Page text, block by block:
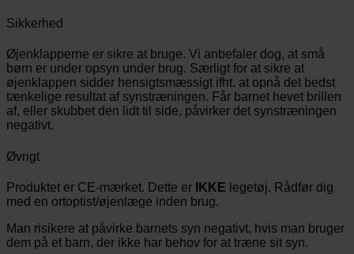
Sikkerhed
Øjenklapperne er sikre at bruge. Vi anbefaler dog, at små
børn er under opsyn under brug. Særligt for at sikre at
øjenklappen sidder hensigtsmæssigt ifht. at opnå det bedst
tænkelige resultat af synstræningen. Får barnet hevet brillen
af, eller skubbet den lidt til side, påvirker det synstræningen
negativt.
Øvrigt
Produktet er CE-mærket. Dette er IKKE legetøj. Rådfør dig
med en ortoptist/øjenlæge inden brug.
Man risikere at påvirke barnets syn negativt, hvis man bruger
dem på et barn, der ikke har behov for at træne sit syn.